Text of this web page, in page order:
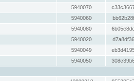
5940070
5940060
5940080
5940020
5940049
5940050